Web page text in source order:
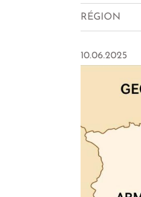
RÉGION
10.06.2025